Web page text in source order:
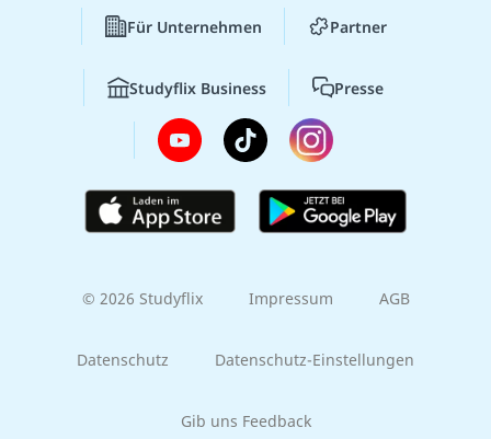
Für Unternehmen Partner
Studyflix Business Presse
© 2026 Studyflix Impressum AGB
Datenschutz Datenschutz-Einstellungen
Gib uns Feedback